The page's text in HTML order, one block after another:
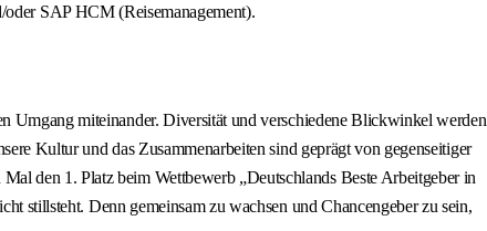
SAP HCM (Reisemanagement).
Umgang miteinander. Diversität und verschiedene Blickwinkel werden
Kultur und das Zusammenarbeiten sind geprägt von gegenseitiger
den 1. Platz beim Wettbewerb „Deutschlands Beste Arbeitgeber in
stillsteht. Denn gemeinsam zu wachsen und Chancengeber zu sein,